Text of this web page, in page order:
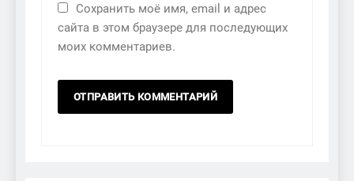
Сохранить моё имя, email и адрес
сайта в этом браузере для последующих
моих комментариев.